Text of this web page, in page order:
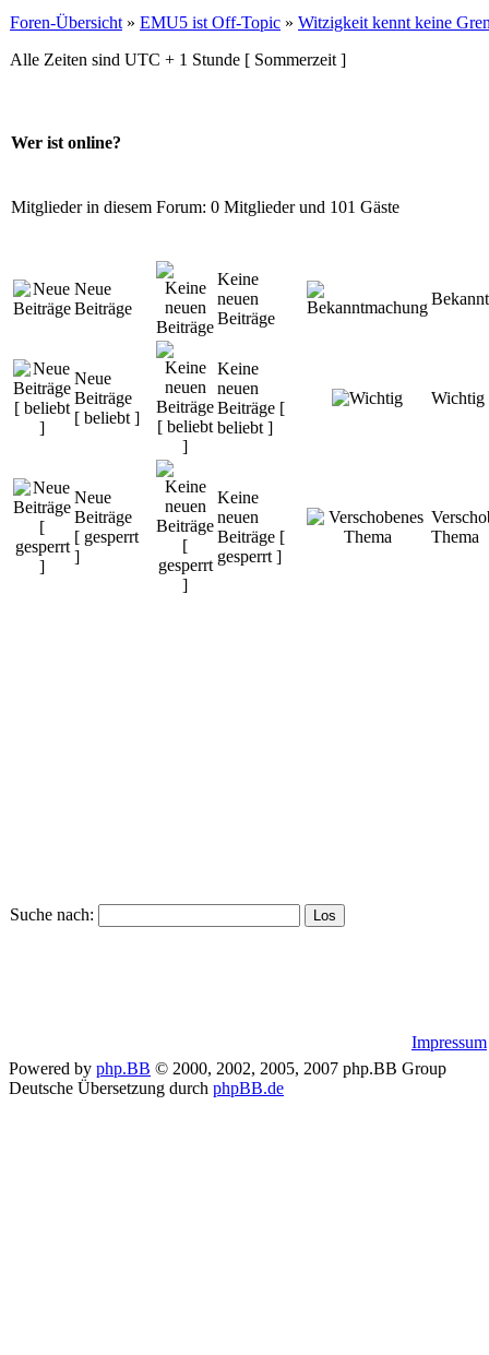
Foren-Übersicht » EMU5 ist Off-Topic » Witzigkeit kennt keine
Alle Zeiten sind UTC + 1 Stunde [ Sommerzeit ]
Wer ist online?
Mitglieder in diesem Forum: 0 Mitglieder und 101 Gäste
Neue
Beiträge
Keine
neuen
Beiträge
Neue
Beiträge
[ beliebt ]
Keine
neuen
Beiträge [
beliebt ]
Wichtig
Neue
Beiträge
[ gesperrt
]
Keine
neuen
Beiträge [
gesperrt ]
Thema
Suche nach:
Impressum
Powered by php.BB © 2000, 2002, 2005, 2007 php.BB Group
Deutsche Übersetzung durch phpBB.de